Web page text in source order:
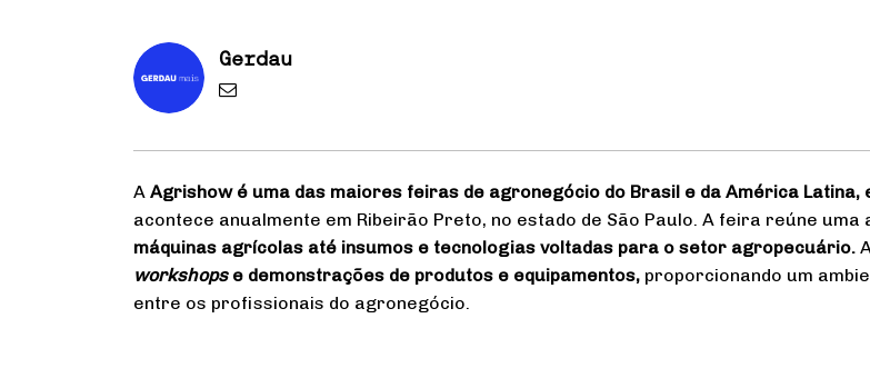
Gerdau
A Agrishow é uma das maiores feiras de agronegócio do Brasil e da América Latina,
acontece anualmente em Ribeirão Preto, no estado de São Paulo. A feira reúne uma
máquinas agrícolas até insumos e tecnologias voltadas para o setor agropecuário.
workshops e demonstrações de produtos e equipamentos, proporcionando um
entre os profissionais do agronegócio.